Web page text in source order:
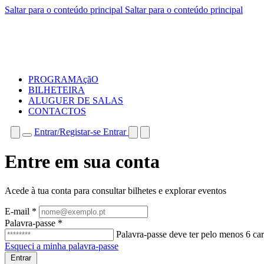
Saltar para o conteúdo principal Saltar para o conteúdo principal
PROGRAMAçãO
BILHETEIRA
ALUGUER DE SALAS
CONTACTOS
Entrar/Registar-se Entrar
Entre em sua conta
Acede à tua conta para consultar bilhetes e explorar eventos
E-mail *
Palavra-passe *
Palavra-passe deve ter pelo menos 6
Esqueci a minha palavra-passe
Entrar